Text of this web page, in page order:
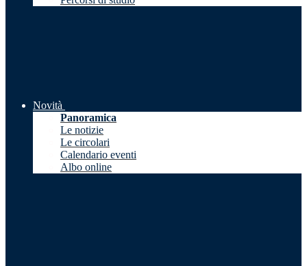
Novità
Panoramica
Le notizie
Le circolari
Calendario eventi
Albo online